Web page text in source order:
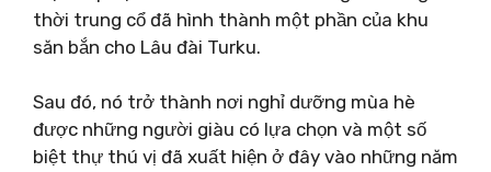
thời trung cổ đã hình thành một phần của khu
săn bắn cho Lâu đài Turku.
Sau đó, nó trở thành nơi nghỉ dưỡng mùa hè
được những người giàu có lựa chọn và một số
biệt thự thú vị đã xuất hiện ở đây vào những năm